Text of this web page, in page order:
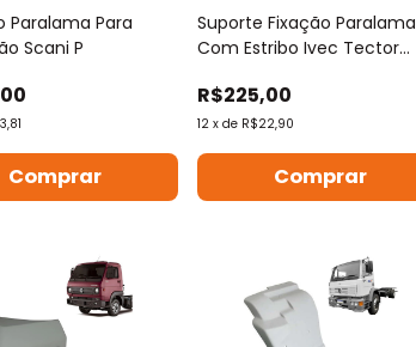
Paralama Para
Scani P
Comprar
Suporte Fixação Paralama
Com Estribo Ivec Tector
R$225,00
12 x de R$22,90
Comprar